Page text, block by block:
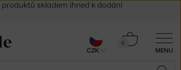
MENU
0
Košík
30 dní na vrácení zboží
CZK